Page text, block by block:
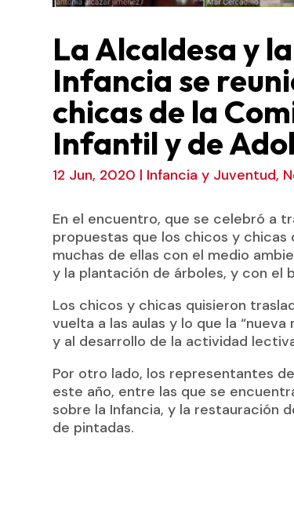
La Alcaldesa y
Infancia se
chicas de la
Infantil y de
12 Jun, 2020 | Infancia y Juventud,
En el encuentro, que se celebró a
propuestas que los chicos y chicas
muchas de ellas con el medio
y la plantación de árboles, y con el
Los chicos y chicas quisieron
vuelta a las aulas y lo que la
y al desarrollo de la actividad
Por otro lado, los representantes
este año, entre las que se
sobre la Infancia, y la restauración
de pintadas.